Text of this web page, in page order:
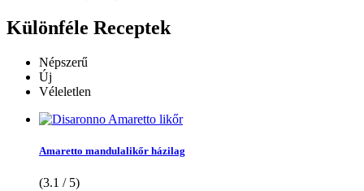
Különféle Receptek
Népszerű
Új
Véleletlen
Amaretto mandulalikőr házilag
(3.1 / 5)